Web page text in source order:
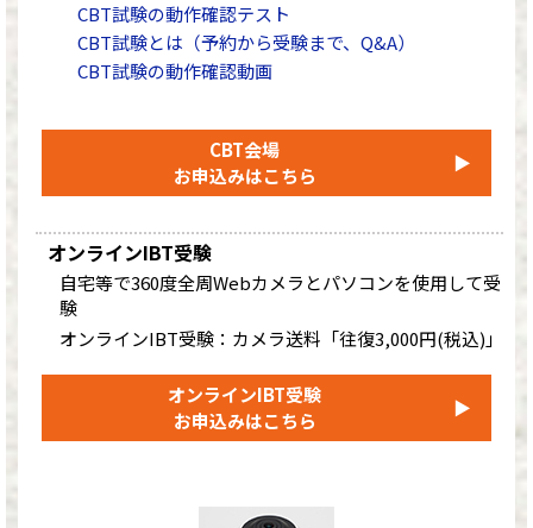
CBT試験の動作確認テスト
CBT試験とは（予約から受験まで、Q&A）
CBT試験の動作確認動画
CBT会場
お申込みはこちら
▶
オンラインIBT受験
自宅等で360度全周Webカメラとパソコンを使用して受
験
オンラインIBT受験：カメラ送料「往復3,000円(税込)」
オンラインIBT受験
お申込みはこちら
▶